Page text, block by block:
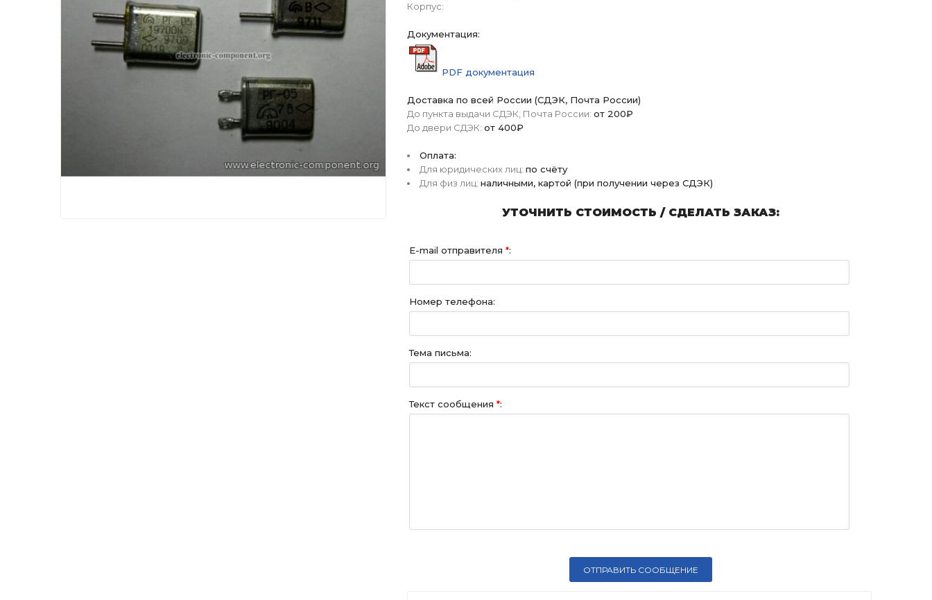
Корпус:
Документация:
PDF документация
Доставка по всей России (СДЭК, Почта России)
До пункта выдачи СДЭК, Почта России: от 200₽
До двери СДЭК: от 400₽
Оплата:
Для юридических лиц: по счёту
Для физ лиц: наличными, картой (при получении через СДЭК)
УТОЧНИТЬ СТОИМОСТЬ / СДЕЛАТЬ ЗАКАЗ:
E-mail отправителя *:
Номер телефона:
Тема письма:
Текст сообщения *: